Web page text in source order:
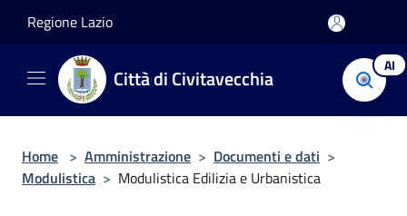
Regione Lazio
Città di Civitavecchia AI
Home > Amministrazione > Documenti e dati >
Modulistica > Modulistica Edilizia e Urbanistica